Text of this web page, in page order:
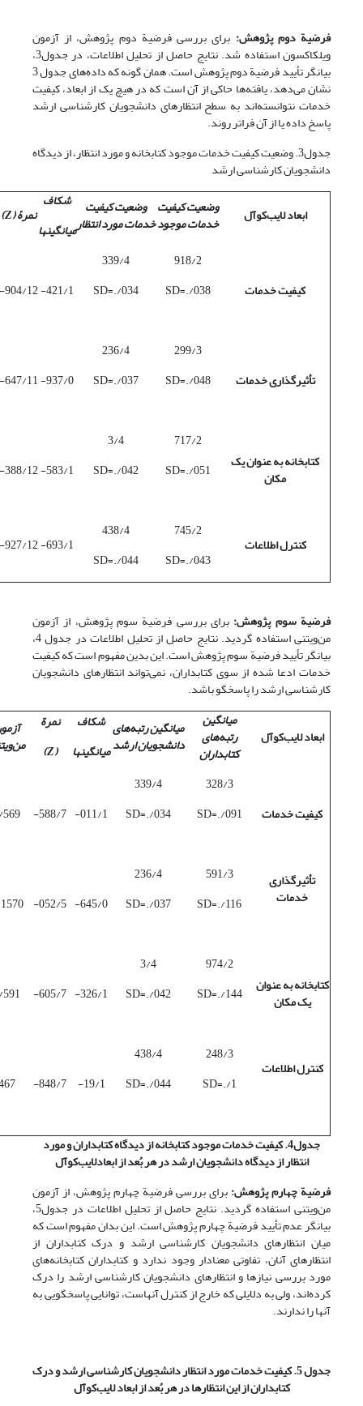
فرضیة دوم پژوهش: برای بررسی فرضیة دوم پژوهش، از آزمون
ویلکاکسون استفاده شد. نتایج حاصل از تحلیل اطلاعات، در جدول3،
بیانگر تأیید فرضیة دوم پژوهش است. همان گونه که داده‌های جدول 3
نشان می‌دهد، یافته‌ها حاکی از آن است که در هیچ یک از ابعاد، کیفیت
خدمات نتوانسته‌اند به سطح انتظارهای دانشجویان کارشناسی ارشد
پاسخ داده یا از آن فراتر روند.
جدول3. وضعیت کیفیت خدمات موجود کتابخانه و مورد انتظار، از دیدگاه
دانشجویان کارشناسی ارشد
ابعاد لایب‌کوآل وضعیت کیفیت
خدمات موجود
وضعیت کیفیت
خدمات مورد انتظار
شکاف
میانگینها
نمرۀ(
Z
)
کیفیت خدمات
918/2
SD=./038
339/4
SD=./034
421/1-
904/12-
تأثیرگذاری خدمات
299/3
SD=./048
236/4
SD=./037
937/0-
647/11-
کتابخانه به عنوان یک
مکان
717/2
SD=./051
3/4
SD=./042
583/1-
388/12-
کنترل اطلاعات
745/2
SD=./043
438/4
SD=./044
693/1-
927/12-
فرضیة سوم پژوهش: برای بررسی فرضیة سوم پژوهش، از آزمون
من‌ویتنی استفاده گردید. نتایج حاصل از تحلیل اطلاعات در جدول 4،
بیانگر تأیید فرضیة سوم پژوهش است. این بدین مفهوم است که کیفیت
خدمات ادعا شده از سوی کتابداران، نمی‌تواند انتظارهای دانشجویان
کارشناسی ارشد را پاسخگو باشد.
ابعاد لایب‌کوآل
میانگین
رتبه‌های
کتابداران
میانگین رتبه‌های
دانشجویان ارشد
شکاف
میانگینها
نمرة
(
Z
)
کیفیت خدمات
328/3
SD=./091
339/4
SD=./034
011/1-
588/7-
تأثیرگذاری
خدمات
591/3
SD=./116
236/4
SD=./037
645/0-
052/5-
کتابخانه به عنوان
یک مکان
974/2
SD=./144
3/4
SD=./042
326/1-
605/7-
کنترل اطلاعات
248/3
SD=./1
438/4
SD=./044
19/1-
848/7-
جدول4. کیفیت خدمات موجود کتابخانه از دیدگاه کتابداران و مورد
انتظار از دیدگاه دانشجویان ارشد در هر بُعد از ابعادلایب‌کوآل
فرضیة چهارم پژوهش:برای بررسی فرضیة چهارم پژوهش، از آزمون
من‌ویتنی استفاده گردید. نتایج حاصل از تحلیل اطلاعات در جدول5،
بیانگر عدم تأیید فرضیة چهارم پژوهش است. این بدان مفهوم است که
میان انتظارهای دانشجویان کارشناسی ارشد و درک کتابداران از
انتظارهای آنان، تفاوتی معنادار وجود ندارد و کتابداران کتابخانه‌های
مورد بررسی نیازها و انتظارهای دانشجویان کارشناسی ارشد را درک
کرده‌اند، ولی به دلایلی که خارج از کنترل آنهاست، توانایی پاسخگویی به
آنها را ندارند.
جدول 5. کیفیت خدمات مورد انتظار دانشجویان کارشناسی ارشد و درک
کتابداران از این انتظارها در هر بُعد از ابعاد لایب‌کوآل